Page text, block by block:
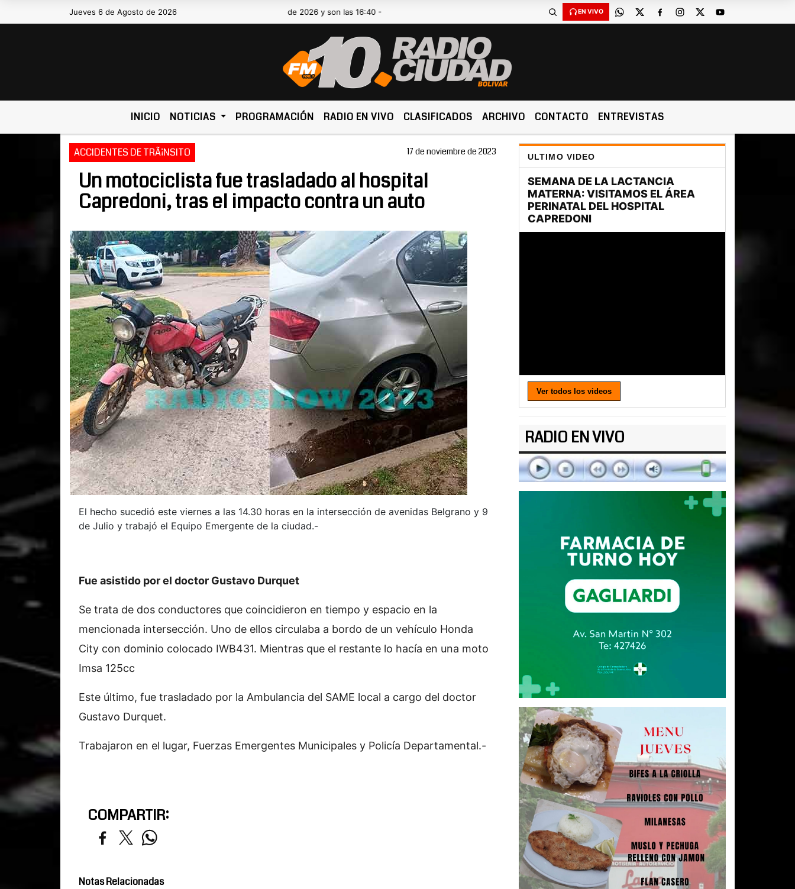
Jueves 6 de Agosto de 2026Hoy es Jueves 6 de Agosto de 2026 y son las 16:40 - EN VIVO
INICIO NOTICIAS PROGRAMACIÓN RADIO EN VIVO CLASIFICADOS ARCHIVO CONTACTO ENTREVISTAS
ACCIDENTES DE TRÃ¡NSITO 17 de noviembre de 2023
Un motociclista fue trasladado al hospital
Capredoni, tras el impacto contra un auto
El hecho sucedió este viernes a las 14.30 horas en la intersección de avenidas Belgrano y 9
de Julio y trabajó el Equipo Emergente de la ciudad.-
Fue asistido por el doctor Gustavo Durquet
Se trata de dos conductores que coincidieron en tiempo y espacio en la
mencionada intersección. Uno de ellos circulaba a bordo de un vehículo Honda
City con dominio colocado IWB431. Mientras que el restante lo hacía en una moto
Imsa 125cc
Este último, fue trasladado por la Ambulancia del SAME local a cargo del doctor
Gustavo Durquet.
Trabajaron en el lugar, Fuerzas Emergentes Municipales y Policía Departamental.-
COMPARTIR:
Notas Relacionadas
ULTIMO VIDEO
Ver todos los videos
RADIO EN VIVO